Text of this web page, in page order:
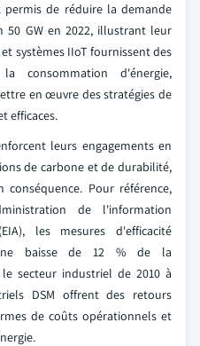
permis de réduire la demande
GW en 2022, illustrant leur
systèmes IIoT fournissent des
consommation d'énergie,
en œuvre des stratégies de
efficaces.
leurs engagements en
de carbone et de durabilité,
conséquence. Pour référence,
de l'information
les mesures d'efficacité
baisse de 12 % de la
secteur industriel de 2010 à
DSM offrent des retours
de coûts opérationnels et